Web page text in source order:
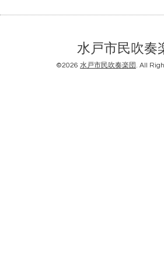
水戸市民吹奏
©2026 水戸市民吹奏楽団 . All